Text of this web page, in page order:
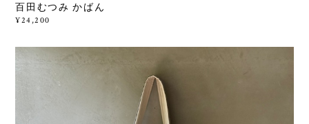
百田むつみ かばん
¥24,200